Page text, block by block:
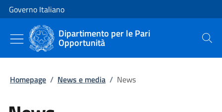
Vai al contenuto
Vai alla navigazione del sito
Governo Italiano
Dipartimento per le Pari
Opportunità Cerca
Homepage / News e media / News